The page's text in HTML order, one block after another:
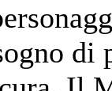
di